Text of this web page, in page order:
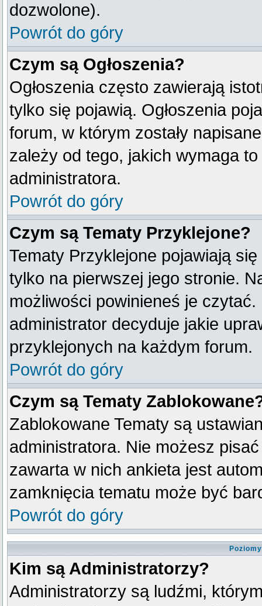
dozwolone).
Powrót do góry
Czym są Ogłoszenia?
Ogłoszenia często zawierają
tylko się pojawią. Ogłoszenia
forum, w którym zostały
zależy od tego, jakich wymaga
administratora.
Powrót do góry
Czym są Tematy Przyklejone?
Tematy Przyklejone pojawiają
tylko na pierwszej jego stronie.
możliwości powinieneś je czytać.
administrator decyduje jakie
przyklejonych na każdym forum.
Powrót do góry
Czym są Tematy
Zablokowane Tematy są
administratora. Nie możesz
zawarta w nich ankieta jest
zamknięcia tematu może być
Powrót do góry
Kim są Administratorzy?
Administratorzy są ludźmi,